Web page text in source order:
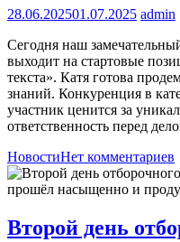
28.06.202501.07.2025 admin
Сегодня наш
выходит на стартовые
текста». Катя готова
знаний. Конкуренция в
участник ценится за
ответственность перед
НовостиНет комментариев
Второй день